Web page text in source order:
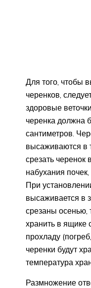
Для того, чтобы
черенков,
здоровые
черенка должна
сантиметров.
высаживаются в
срезать
набухания
При
высаживается в
срезаны осенью,
хранить в ящике
прохладу
черенки будут
температура
Размножение